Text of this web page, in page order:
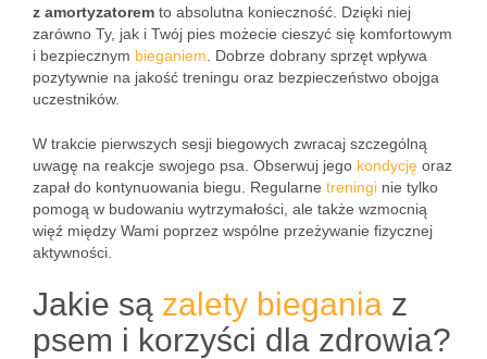
z amortyzatorem to absolutna konieczność. Dzięki niej
zarówno Ty, jak i Twój pies możecie cieszyć się komfortowym
i bezpiecznym bieganiem . Dobrze dobrany sprzęt wpływa
pozytywnie na jakość treningu oraz bezpieczeństwo obojga
uczestników.
W trakcie pierwszych sesji biegowych zwracaj szczególną
uwagę na reakcje swojego psa. Obserwuj jego kondycję oraz
zapał do kontynuowania biegu. Regularne treningi nie tylko
pomogą w budowaniu wytrzymałości, ale także wzmocnią
więź między Wami poprzez wspólne przeżywanie fizycznej
aktywności.
Jakie są zalety biegania z
psem i korzyści dla zdrowia?